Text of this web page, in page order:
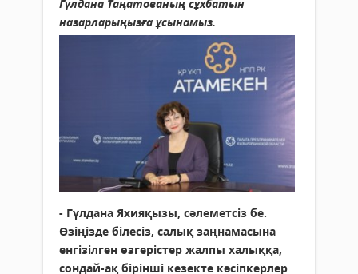
Гүлдана Таңатованың сұхбатын
назарларыңызға ұсынамыз.
- Гүлдана Яхияқызы, сәлеметсіз бе.
Өзіңізде білесіз, салық заңнамасына
енгізілген өзгерістер жалпы халыққа,
сондай-ақ бірінші кезекте кәсіпкерлер